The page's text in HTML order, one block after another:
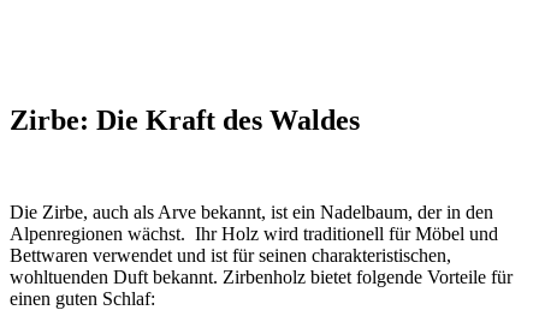
Zirbe: Die Kraft des Waldes
Die Zirbe, auch als Arve bekannt, ist ein Nadelbaum, der in den
Alpenregionen wächst. Ihr Holz wird traditionell für Möbel und
Bettwaren verwendet und ist für seinen charakteristischen,
wohltuenden Duft bekannt. Zirbenholz bietet folgende Vorteile für
einen guten Schlaf: